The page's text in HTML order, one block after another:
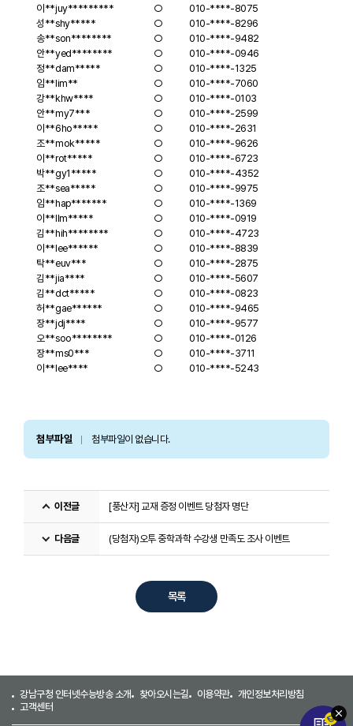
이**juy********* ○
010-****-8075
성**shy***** ○
010-****-8296
송**son******** ○
010-****-9482
안**yed******** ○
010-****-0946
정**dam***** ○
010-****-1325
임**lim** ○
010-****-7060
강**khw**** ○
010-****-0103
안**my7*** ○
010-****-2599
이**6ho***** ○
010-****-2631
조**mok***** ○
010-****-9626
이**rot***** ○
010-****-6723
박**gy1***** ○
010-****-4352
조**sea***** ○
010-****-9975
임**hap******* ○
010-****-1369
이**llm***** ○
010-****-0919
김**hih******** ○
010-****-4723
이**lee****** ○
010-****-8839
탁**euv*** ○
010-****-2875
김**jia**** ○
010-****-5607
김**dct***** ○
010-****-0823
허**gae****** ○
010-****-9465
장**jdj**** ○
010-****-9577
오**soo******** ○
010-****-0126
장**ms0*** ○
010-****-3711
이**lee**** ○ 010-****-5243
첨부파일 첨부파일이 없습니다.
이전글 [풍산자] 교재 증정 이벤트 당첨자 명단
다음글 (당첨자)오투 중학과학 수강생 만족도 조사 이벤트
목록
강남구청 인터넷수능방송 소개 찾아오시는길 이용약관
개인정보처리방침
고객센터